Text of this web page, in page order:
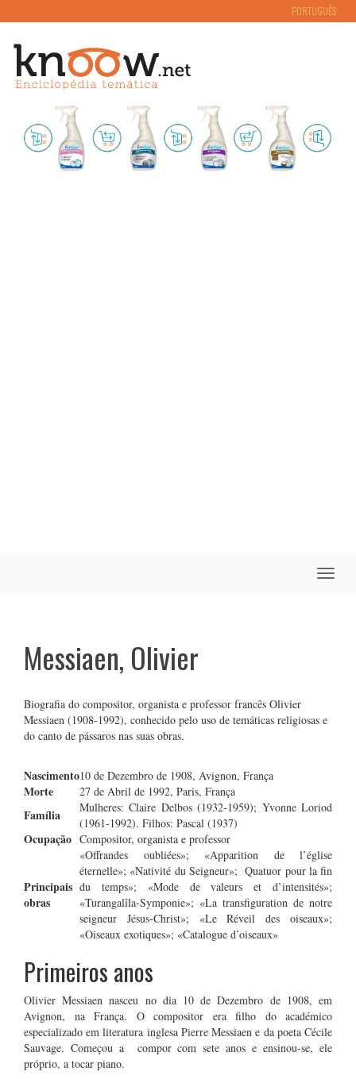
PORTUGUÊS
Toggle
Messiaen, Olivier
Biografia do compositor, organista e professor francês Olivier
Messiaen (1908-1992), conhecido pelo uso de temáticas religiosas e
do canto de pássaros nas suas obras.
Nascimento10 de Dezembro de 1908, Avignon, França
Morte 27 de Abril de 1992, Paris, França
Família
Mulheres: Claire Delbos (1932-1959); Yvonne Loriod
(1961-1992). Filhos: Pascal (1937)
Ocupação Compositor, organista e professor
Principais
obras
«Offrandes oubliées»; «Apparition de l’église
éternelle»; «Nativité du Seigneur»; Quatuor pour la fin
du temps»; «Mode de valeurs et d’intensités»;
«Turangalîla-Symponie»; «La transfiguration de notre
seigneur Jésus-Christ»; «Le Réveil des oiseaux»;
«Oiseaux exotiques»; «Catalogue d’oiseaux»
Primeiros anos
Olivier Messiaen nasceu no dia 10 de Dezembro de 1908, em
Avignon, na França. O compositor era filho do académico
especializado em literatura inglesa Pierre Messiaen e da poeta Cécile
Sauvage. Começou a compor com sete anos e ensinou-se, ele
próprio, a tocar piano.